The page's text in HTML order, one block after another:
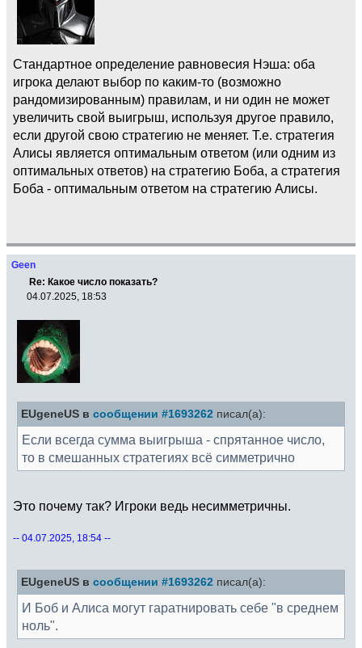
Стандартное определение равновесия Нэша: оба
игрока делают выбор по каким-то (возможно
рандомизированным) правилам, и ни один не может
увеличить свой выигрыш, используя другое правило,
если другой свою стратегию не меняет. Т.е. стратегия
Алисы является оптимальным ответом (или одним из
оптимальных ответов) на стратегию Боба, а стратегия
Боба - оптимальным ответом на стратегию Алисы.
Geen
Re: Какое число показать?
04.07.2025, 18:53
EUgeneUS в сообщении #1693262 писал(а):
Если всегда сумма выигрыша - спрятанное число,
то в смешанных стратегиях всё симметрично
Это почему так? Игроки ведь несимметричны.
-- 04.07.2025, 18:54 --
EUgeneUS в сообщении #1693262 писал(а):
И Боб и Алиса могут гаратнировать себе "в среднем
ноль".